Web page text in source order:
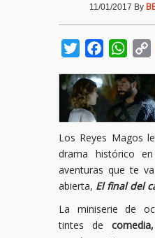
11/01/2017 By
TwitterFacebook
Los Reyes Magos
drama histórico
aventuras que te
abierta, El final del
La miniserie de
tintes de